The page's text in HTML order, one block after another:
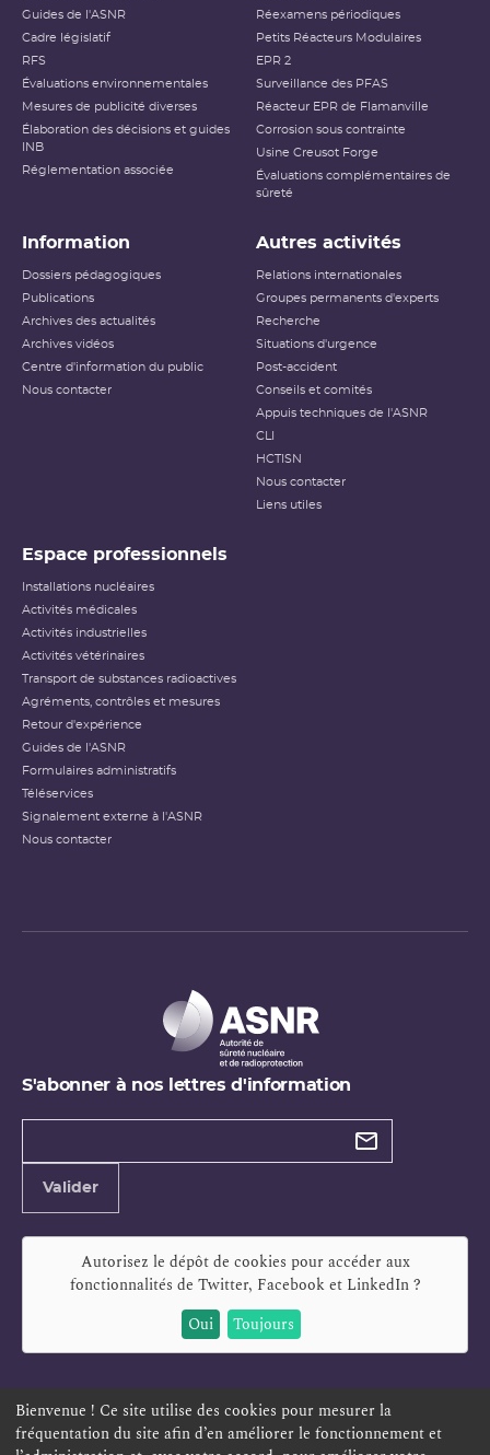
Guides de l'ASNR
Cadre législatif
RFS
Évaluations environnementales
Mesures de publicité diverses
Élaboration des décisions et guides
INB
Réglementation associée
Réexamens périodiques
Petits Réacteurs Modulaires
EPR 2
Surveillance des PFAS
Réacteur EPR de Flamanville
Corrosion sous contrainte
Usine Creusot Forge
Évaluations complémentaires de
sûreté
Information
Dossiers pédagogiques
Publications
Archives des actualités
Archives vidéos
Centre d'information du public
Nous contacter
Autres activités
Relations internationales
Groupes permanents d'experts
Recherche
Situations d'urgence
Post-accident
Conseils et comités
Appuis techniques de l'ASNR
CLI
HCTISN
Nous contacter
Liens utiles
Espace professionnels
Installations nucléaires
Activités médicales
Activités industrielles
Activités vétérinaires
Transport de substances radioactives
Agréments, contrôles et mesures
Retour d'expérience
Guides de l'ASNR
Formulaires administratifs
Téléservices
Signalement externe à l'ASNR
Nous contacter
S'abonner à nos lettres d'information
Types de
Valider
Autorisez le dépôt de cookies pour accéder aux
fonctionnalités de Twitter, Facebook et LinkedIn?
Oui
Toujours
ESPACE PERSONNEL OFFRES D'EMPLOI SIGNALEMENT
Bienvenue ! Ce site utilise des cookies pour mesurer la
fréquentation du site afin d’en améliorer le fonctionnement et